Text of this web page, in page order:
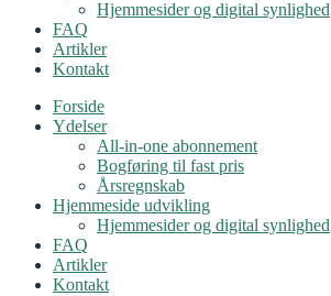
Hjemmesider og digital synlighed
FAQ
Artikler
Kontakt
Forside
Ydelser
All-in-one abonnement
Bogføring til fast pris
Årsregnskab
Hjemmeside udvikling
Hjemmesider og digital synlighed
FAQ
Artikler
Kontakt